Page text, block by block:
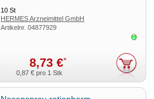
10St
HERMES Arzneimittel GmbH
Artikelnr.04877929
8,73 €*
0,87 € pro 1 Stk